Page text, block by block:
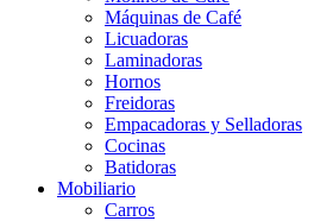
Máquinas de Café
Licuadoras
Laminadoras
Hornos
Freidoras
Empacadoras y Selladoras
Cocinas
Batidoras
Mobiliario
Carros